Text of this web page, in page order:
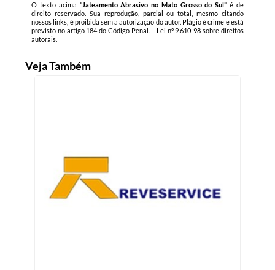
O texto acima "Jateamento Abrasivo no Mato Grosso do Sul" é de
direito reservado. Sua reprodução, parcial ou total, mesmo citando
nossos links, é proibida sem a autorização do autor. Plágio é crime e está
previsto no artigo 184 do Código Penal. – Lei n° 9.610-98 sobre direitos
autorais
Veja Também